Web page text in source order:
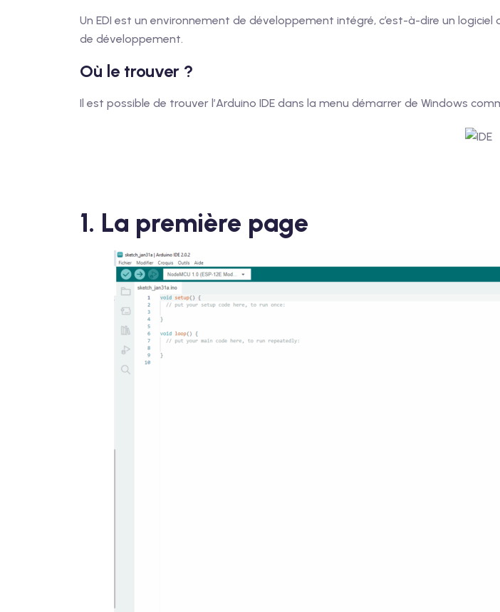
Un EDI est un environnement de développement intégré, c’est-à-dire un
de développement.
Où le trouver ?
Il est possible de trouver l’Arduino IDE dans la menu démarrer de Windows
1. La première page